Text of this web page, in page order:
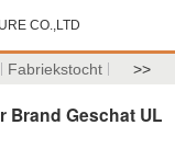
CO.,LTD
Fabriekstocht >>
Brand Geschat UL